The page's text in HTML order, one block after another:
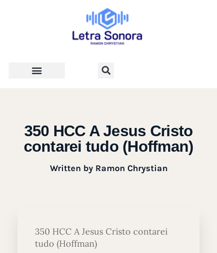
350 HCC A Jesus Cristo
contarei tudo (Hoffman)
Written byRamon Chrystian
350 HCC A Jesus Cristo contarei
tudo (Hoffman)